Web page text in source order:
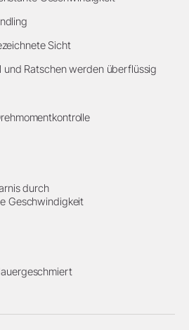
Sicht
und Ratschen werden überflüssig
durch
Geschwindigkeit